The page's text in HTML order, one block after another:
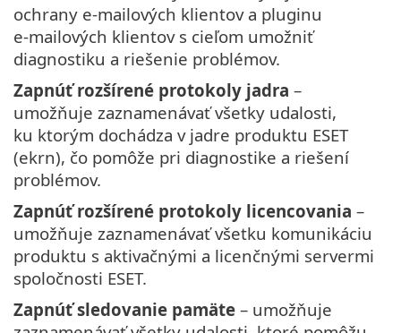
ochrany e‑mailových klientov a pluginu
e‑mailových klientov s cieľom umožniť
diagnostiku a riešenie problémov.
Zapnúť rozšírené protokoly jadra –
umožňuje zaznamenávať všetky udalosti,
ku ktorým dochádza v jadre produktu ESET
(ekrn), čo pomôže pri diagnostike a riešení
problémov.
Zapnúť rozšírené protokoly licencovania –
umožňuje zaznamenávať všetku komunikáciu
produktu s aktivačnými a licenčnými servermi
spoločnosti ESET.
Zapnúť sledovanie pamäte – umožňuje